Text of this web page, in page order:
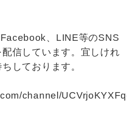
、LINE等のSNS
信しています。宜しけれ
しております。
channel/